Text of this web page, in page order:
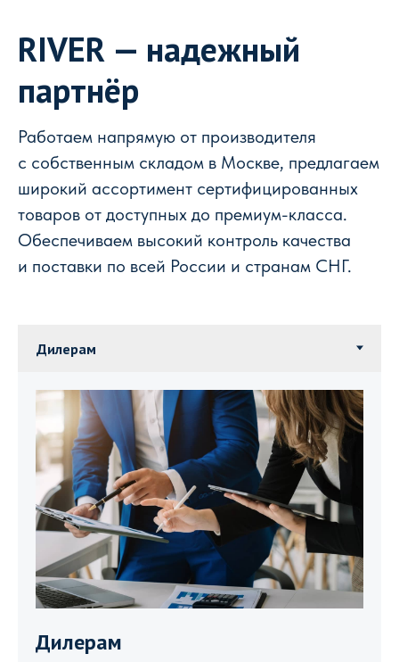
RIVER — надежный
партнёр
Работаем напрямую от производителя
с собственным складом в Москве, предлагаем
широкий ассортимент сертифицированных
товаров от доступных до премиум-класса.
Обеспечиваем высокий контроль качества
и поставки по всей России и странам СНГ.
Дилерам